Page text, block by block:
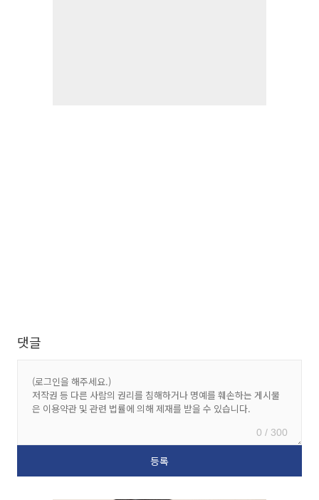
댓글
0 / 300